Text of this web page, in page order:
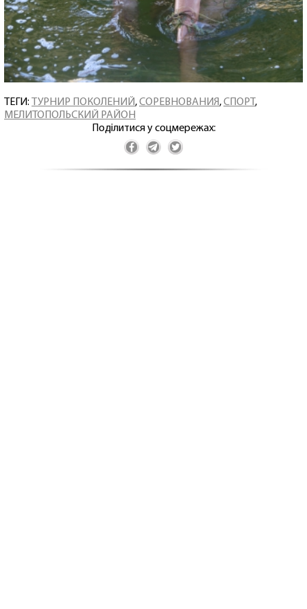
ТЕГИ: ТУРНИР ПОКОЛЕНИЙ,СОРЕВНОВАНИЯ,СПОРТ,
МЕЛИТОПОЛЬСКИЙ РАЙОН
Поділитися у соцмережах: